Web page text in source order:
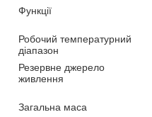
Функції
Робочий температурний
діапазон
Резервне джерело
живлення
Загальна маса